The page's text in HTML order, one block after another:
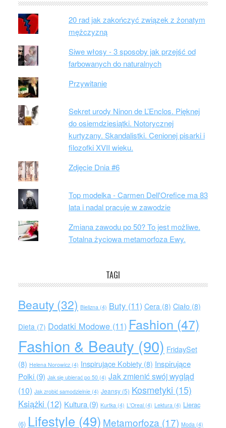
20 rad jak zakończyć związek z żonatym
mężczyzną
Siwe włosy - 3 sposoby jak przejść od
farbowanych do naturalnych
Przywitanie
Sekret urody Ninon de L’Enclos. Pięknej
do osiemdziesiątki. Notorycznej
kurtyzany. Skandalistki. Cenionej pisarki i
filozofki XVII wieku.
Zdjęcie Dnia #6
Top modelka - Carmen Dell'Orefice ma 83
lata i nadal pracuje w zawodzie
Zmiana zawodu po 50? To jest możliwe.
Totalna życiowa metamorfoza Ewy.
TAGI
Beauty(32) Bielizna (4) Buty(11) Cera (8) Ciało(8)
Dieta (7) Dodatki Modowe(11) Fashion (47)
Fashion & Beauty (90) FridaySet
(8) Helena Norowicz(4) Inspirujące Kobiety(8) Inspirujące
Polki(9) Jak się ubierać po 50(4) Jak zmienić swój wygląd
(10) Jak zrobić samodzielnie(4) Jeansy(5) Kosmetyki (15)
Książki (12) Kultura(9) Kurtka (4) L'Oreal(4) Lektura (4) Lierac
(6) Lifestyle (49) Metamorfoza (17) Moda (4)